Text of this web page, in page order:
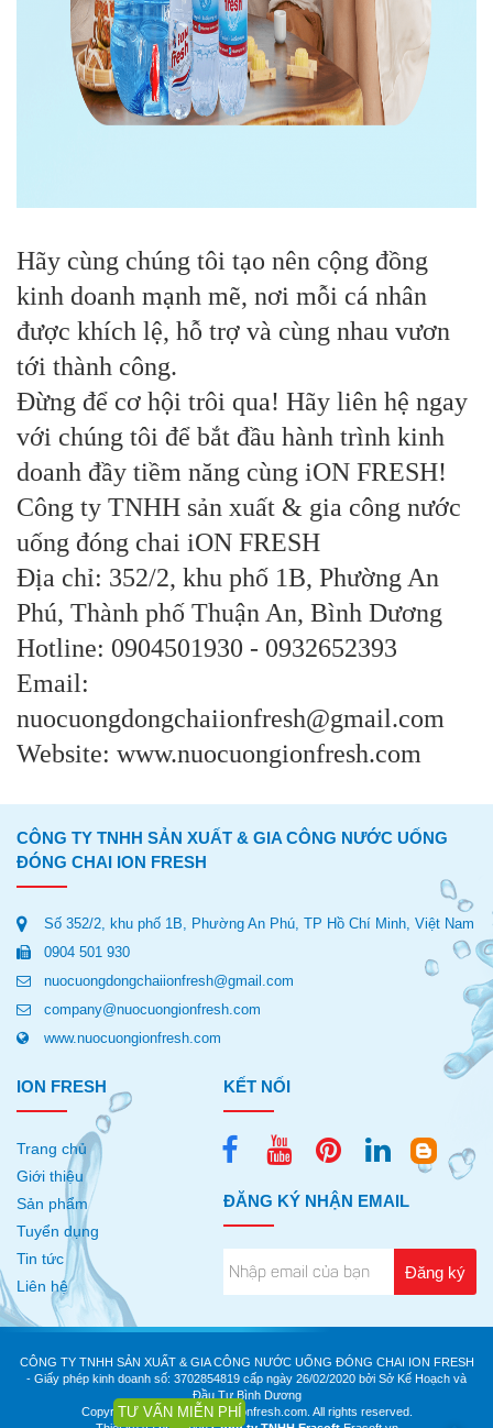
Hãy cùng chúng tôi tạo nên cộng đồng
kinh doanh mạnh mẽ, nơi mỗi cá nhân
được khích lệ, hỗ trợ và cùng nhau vươn
tới thành công.
Đừng để cơ hội trôi qua! Hãy liên hệ ngay
với chúng tôi để bắt đầu hành trình kinh
doanh đầy tiềm năng cùng iON FRESH!
Công ty TNHH sản xuất & gia công nước
uống đóng chai iON FRESH
Địa chỉ: 352/2, khu phố 1B, Phường An
Phú, Thành phố Thuận An, Bình Dương
Hotline: 0904501930 - 0932652393
Email:
nuocuongdongchaiionfresh@gmail.com
Website: www.nuocuongionfresh.com
CÔNG TY TNHH SẢN XUẤT & GIA CÔNG NƯỚC UỐNG
ĐÓNG CHAI ION FRESH
Số 352/2, khu phố 1B, Phường An Phú, TP Hồ Chí Minh, Việt Nam
0904 501 930
nuocuongdongchaiionfresh@gmail.com
company@nuocuongionfresh.com
www.nuocuongionfresh.com
ION FRESH
Trang chủ
Giới thiệu
Sản phẩm
Tuyển dụng
Tin tức
Liên hệ
KẾT NỐI
ĐĂNG KÝ NHẬN EMAIL
CÔNG TY TNHH SẢN XUẤT & GIA CÔNG NƯỚC UỐNG ĐÓNG CHAI ION FRESH
- Giấy phép kinh doanh số: 3702854819 cấp ngày 26/02/2020 bởi Sở Kế Hoạch và
Đầu Tư Bình Dương
Copyrights © 2020 nuocuongionfresh.com. All rights reserved.
TƯ VẤN MIỄN PHÍ